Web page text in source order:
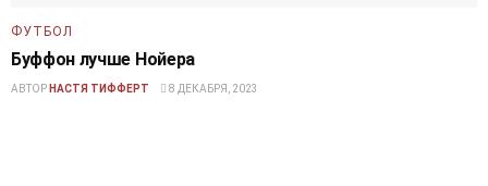
ФУТБОЛ
Буффон лучше Нойера
АВТОР НАСТЯ ТИФФЕРТ 8 ДЕКАБРЯ, 2023